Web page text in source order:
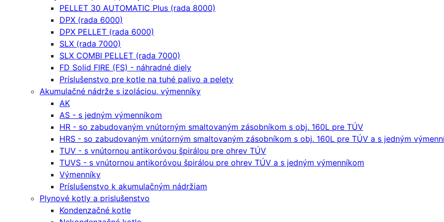
PELLET 30 AUTOMATIC Plus (rada 8000)
DPX (rada 6000)
DPX PELLET (rada 6000)
SLX (rada 7000)
SLX COMBI PELLET (rada 7000)
FD Solid FIRE (FS) - náhradné diely
Príslušenstvo pre kotle na tuhé palivo a pelety
Akumulačné nádrže s izoláciou, výmenníky
AK
AS - s jedným výmenníkom
HR - so zabudovaným vnútorným smaltovaným zásobníkom s obj. 160L pre TÚV
HRS - so zabudovaným vnútorným smaltovaným zásobníkom s obj. 160L pre TÚV a s jedným
TUV - s vnútornou antikoróvou špirálou pre ohrev TÚV
TUVS - s vnútornou antikoróvou špirálou pre ohrev TÚV a s jedným výmenníkom
Výmenníky
Príslušenstvo k akumulačným nádržiam
Plynové kotly a prislušenstvo
Kondenzačné kotle